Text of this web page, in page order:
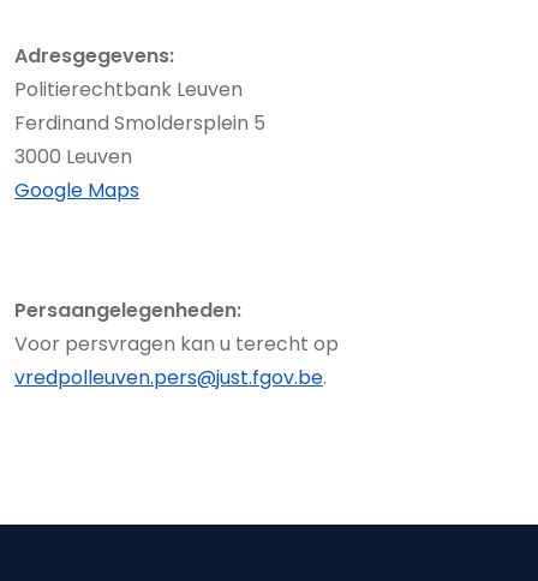
Adresgegevens:
Politierechtbank Leuven
Ferdinand Smoldersplein 5
3000 Leuven
Google Maps
Persaangelegenheden:
Voor persvragen kan u terecht op
vredpolleuven.pers@just.fgov.be.